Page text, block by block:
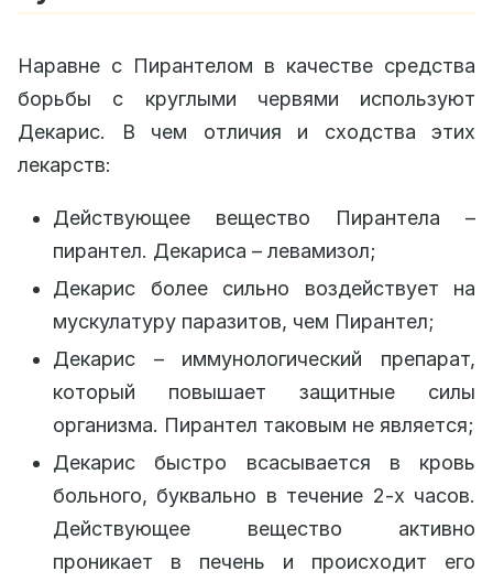
Наравне с Пирантелом в качестве средства
борьбы с круглыми червями используют
Декарис. В чем отличия и сходства этих
лекарств:
Действующее вещество Пирантела –
пирантел. Декариса – левамизол;
Декарис более сильно воздействует на
мускулатуру паразитов, чем Пирантел;
Декарис – иммунологический препарат,
который повышает защитные силы
организма. Пирантел таковым не является;
Декарис быстро всасывается в кровь
больного, буквально в течение 2-х часов.
Действующее вещество активно
проникает в печень и происходит его